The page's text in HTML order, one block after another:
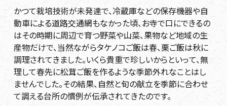
かつて栽培技術が未発達で、冷蔵庫などの保存機器や自
動車による道路交通網もなかった頃、お寺で口にできるの
はその時期に周辺で育つ野菜や山菜、果物など地域の生
産物だけで、当然ながらタケノコご飯は春、栗ご飯は秋に
調理されてきました。いくら貴重で珍しいからといって、無
理して春先に松茸ご飯を作るような季節外れなことはし
ませんでした。その結果、自然と旬の献立を季節に合わせ
て調える台所の慣例が伝承されてきたのです。